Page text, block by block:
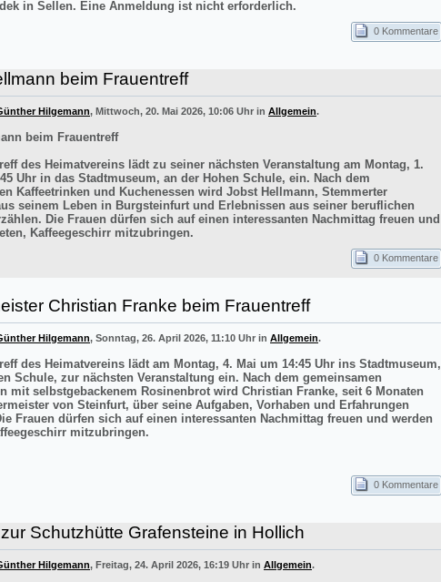
in Sellen. Eine Anmeldung ist nicht erforderlich.
0 Kommentare
beim Frauentreff
Hilgemann, Mittwoch, 20. Mai 2026, 10:06 Uhr in Allgemein.
beim Frauentreff
des Heimatvereins lädt zu seiner nächsten Veranstaltung am Montag, 1.
Uhr in das Stadtmuseum, an der Hohen Schule, ein. Nach dem
Kaffeetrinken und Kuchenessen wird Jobst Hellmann, Stemmerter
seinem Leben in Burgsteinfurt und Erlebnissen aus seiner beruflichen
Die Frauen dürfen sich auf einen interessanten Nachmittag freuen und
Kaffeegeschirr mitzubringen.
0 Kommentare
Christian Franke beim Frauentreff
Hilgemann, Sonntag, 26. April 2026, 11:10 Uhr in Allgemein.
des Heimatvereins lädt am Montag, 4. Mai um 14:45 Uhr ins Stadtmuseum,
Schule, zur nächsten Veranstaltung ein. Nach dem gemeinsamen
mit selbstgebackenem Rosinenbrot wird Christian Franke, seit 6 Monaten
von Steinfurt, über seine Aufgaben, Vorhaben und Erfahrungen
Frauen dürfen sich auf einen interessanten Nachmittag freuen und werden
mitzubringen.
0 Kommentare
Schutzhütte Grafensteine in Hollich
Hilgemann, Freitag, 24. April 2026, 16:19 Uhr in Allgemein.